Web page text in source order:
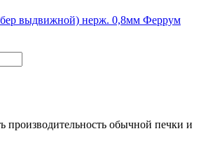
выдвижной) нерж. 0,8мм Феррум
производительность обычной печки и